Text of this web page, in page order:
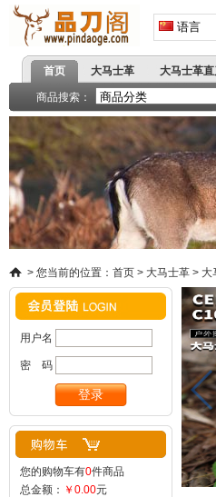
语言
首页 大马士革 大马士革直
高端刀具
精品小刀系列
战术折刀
飞镖拳套
爪刀手刺
商品搜索：
> 您当前的位置： 首页 > 大马士革 > 大
用户名
密 码
您的购物车有0件商品
总金额： ￥0.00元